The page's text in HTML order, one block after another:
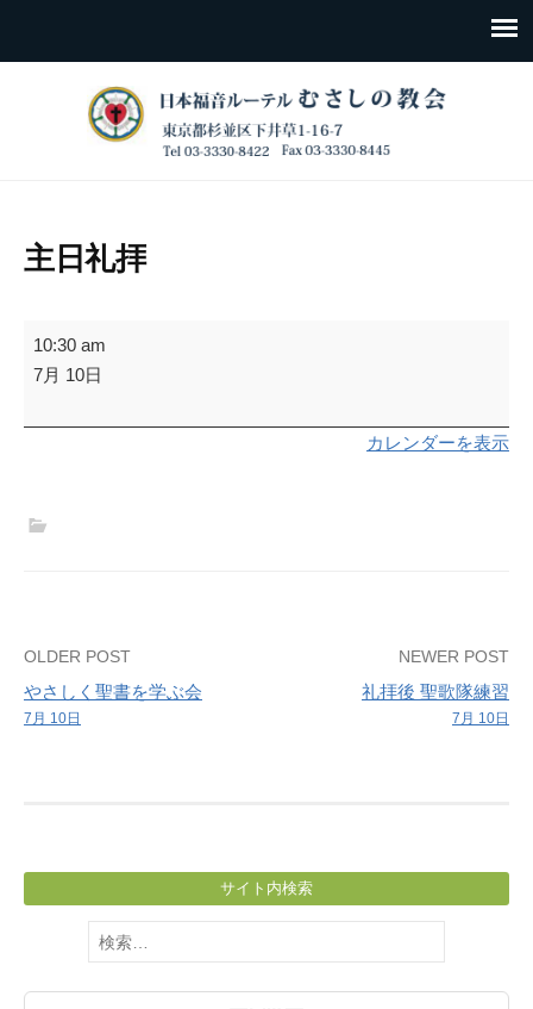
主日礼拝
主
日
拝
10:30 am
7月 10日
カレンダーを表示
Post
navigation
OLDER POST
やさしく聖書を学ぶ会
7月 10日
NEWER POST
礼拝後 聖歌隊練習
7月 10日
サイト内検索
検
索: